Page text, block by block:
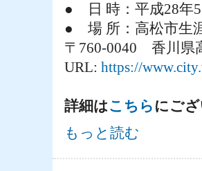
● 日 時：平成28年5
● 場 所：高松市生
〒760-0040 香川県
URL: https://
詳細はこちら にご
研究集会2016 in 香川のご案内（終
もっと読む